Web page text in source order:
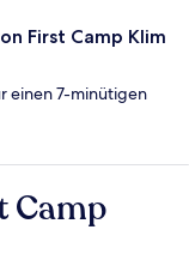
First Camp Klim
einen 7-minütigen
Camp